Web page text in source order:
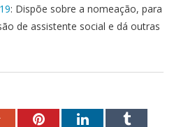
: Dispõe sobre a nomeação, para
de assistente social e dá outras
Google+PinterestLinkedInTumblr